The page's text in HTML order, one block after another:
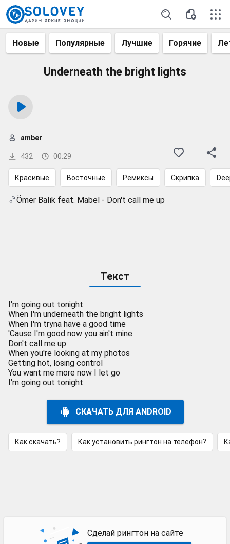
Новые Популярные Лучшие Горячие
Underneath the bright lights
432 00:29
amber
Красивые Восточные Ремиксы Скрипка
Ömer Balık feat. Mabel - Don't call me up
Текст
I'm going out tonight
When I'm underneath the bright lights
When I'm tryna have a good time
'Cause I'm good now you ain't mine
Don't call me up
When you're looking at my photos
Getting hot, losing control
You want me more now I let go
I'm going out tonight
СКАЧАТЬ ДЛЯ ANDROID
Как скачать? Как установить рингтон на телефон?
Сделай рингтон на сайте